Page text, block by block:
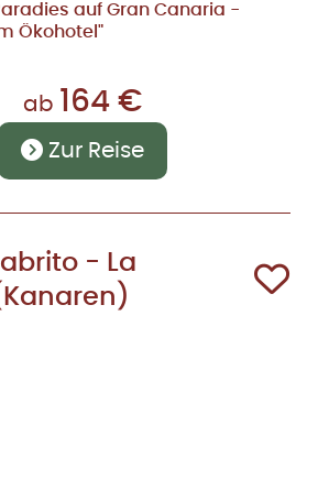
auf Gran Canaria -
Ökohotel"
ab 164 €
Zur Reise
- La